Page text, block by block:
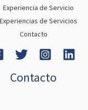
Experiencia de Servicio
Experiencias de Servicios
Contacto
Contacto